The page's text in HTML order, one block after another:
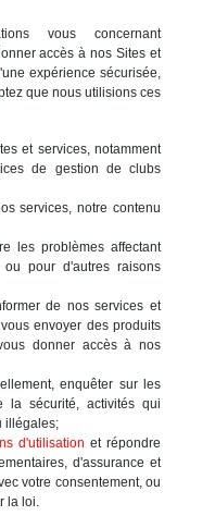
vous concernant
accès à nos Sites et
expérience sécurisée,
que nous utilisions ces
et services, notamment
de gestion de clubs
services, notre contenu
les problèmes affectant
pour d'autres raisons
de nos services et
envoyer des produits
donner accès à nos
enquêter sur les
la sécurité, activités qui
illégales;
d'utilisation et répondre
d'assurance et
votre consentement, ou
la loi.